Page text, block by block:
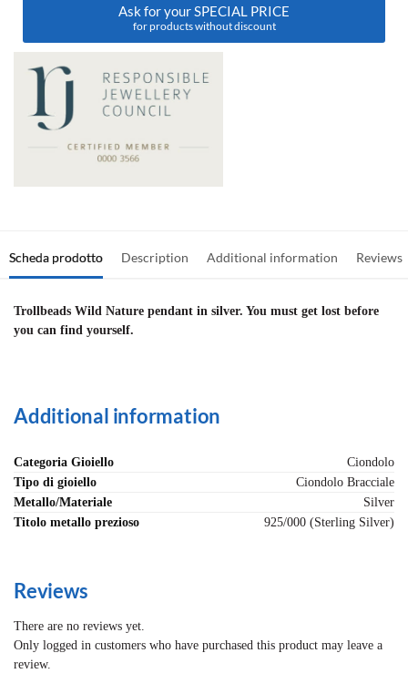
Ask for your SPECIAL PRICE
for products without discount
Scheda prodotto Description Additional information Reviews
Trollbeads Wild Nature pendant in silver. You must get lost before
you can find yourself.
Additional information
Categoria Gioiello
Ciondolo
Tipo di gioiello
Ciondolo Bracciale
Metallo/Materiale
Silver
Titolo metallo prezioso
925/000 (Sterling Silver)
Reviews
There are no reviews yet.
Only logged in customers who have purchased this product may leave a
review.